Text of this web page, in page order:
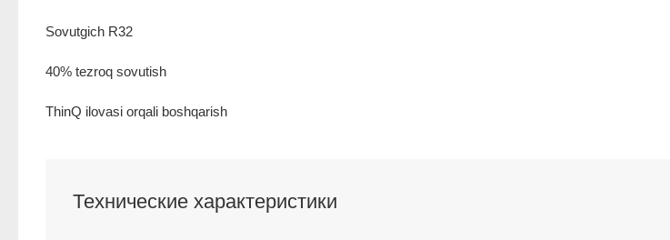
Sovutgich R32
40% tezroq sovutish
ThinQ ilovasi orqali boshqarish
Технические характеристики